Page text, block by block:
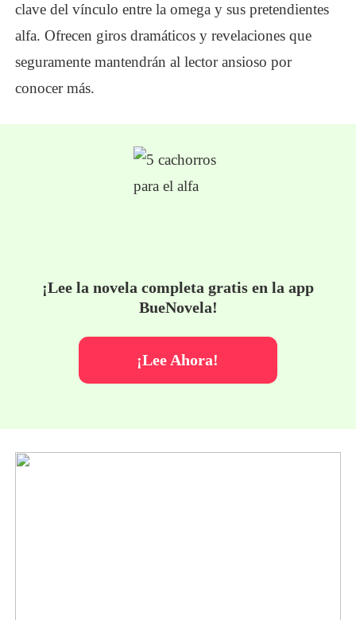
clave del vínculo entre la omega y sus pretendientes
alfa. Ofrecen giros dramáticos y revelaciones que
seguramente mantendrán al lector ansioso por
conocer más.
¡Lee la novela completa gratis en la app
BueNovela!
¡Lee Ahora!